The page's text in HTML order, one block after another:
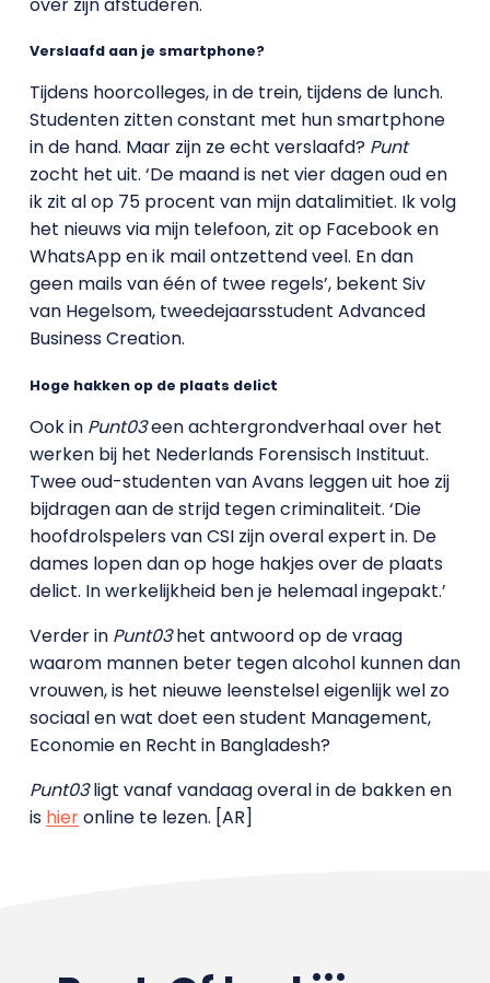
Verslaafd aan je smartphone?
Tijdens hoorcolleges, in de trein, tijdens de lunch.
Studenten zitten constant met hun smartphone
in de hand. Maar zijn ze echt verslaafd? Punt
zocht het uit. ‘De maand is net vier dagen oud en
ik zit al op 75 procent van mijn datalimitiet. Ik volg
het nieuws via mijn telefoon, zit op Facebook en
WhatsApp en ik mail ontzettend veel. En dan
geen mails van één of twee regels’, bekent Siv
van Hegelsom, tweedejaarsstudent Advanced
Business Creation.
Hoge hakken op de plaats delict
Ook in Punt03een achtergrondverhaal over het
werken bij het Nederlands Forensisch Instituut.
Twee oud-studenten van Avans leggen uit hoe zij
bijdragen aan de strijd tegen criminaliteit. ‘Die
hoofdrolspelers van CSI zijn overal expert in. De
dames lopen dan op hoge hakjes over de plaats
delict. In werkelijkheid ben je helemaal ingepakt.’
Verder in Punt03het antwoord op de vraag
waarom mannen beter tegen alcohol kunnen dan
vrouwen, is het nieuwe leenstelsel eigenlijk wel zo
sociaal en wat doet een student Management,
Economie en Recht in Bangladesh?
Punt03ligt vanaf vandaag overal in de bakken en
is hieronline te lezen. [AR]